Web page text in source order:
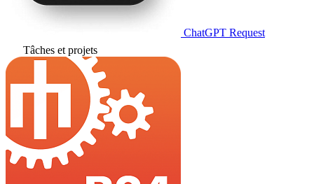
ChatGPT Request
Tâches et projets